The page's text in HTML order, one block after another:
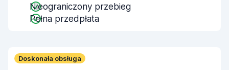
Nieograniczony przebieg
Pełna przedpłata
Doskonała obsługa